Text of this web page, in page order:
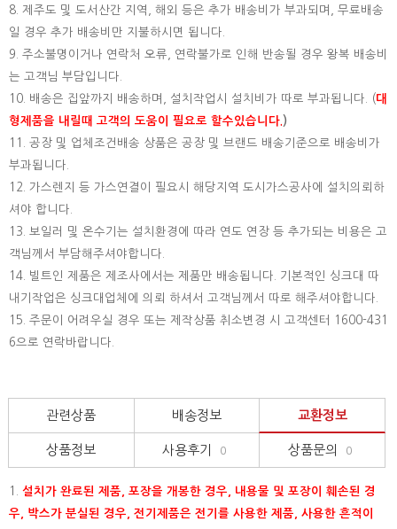
8. 제주도 및 도서산간 지역, 해외 등은 추가 배송비가 부과되며, 무료배송
일 경우 추가 배송비만 지불하시면 됩니다.
9. 주소불명이거나 연락처 오류, 연락불가로 인해 반송될 경우 왕복 배송비
는 고객님 부담입니다.
10. 배송은 집앞까지 배송하며, 설치작업시 설치비가 따로 부과됩니다. (대
형제품을 내릴때 고객의 도움이 필요로 할수있습니다. )
11. 공장 및 업체조건배송 상품은 공장 및 브랜드 배송기준으로 배송비가
부과됩니다.
12. 가스렌지 등 가스연결이 필요시 해당지역 도시가스공사에 설치의뢰하
셔야 합니다.
13. 보일러 및 온수기는 설치환경에 따라 연도 연장 등 추가되는 비용은 고
객님께서 부담해주셔야합니다.
14. 빌트인 제품은 제조사에서는 제품만 배송됩니다. 기본적인 싱크대 따
내기작업은 싱크대업체에 의뢰 하셔서 고객님께서 따로 해주셔야합니다.
15. 주문이 어려우실 경우 또는 제작상품 취소변경 시 고객센터 1600-431
6으로 연락바랍니다.
관련상품 배송정보 교환정보
상품정보 사용후기 0 상품문의 0
1. 설치가 완료된 제품, 포장을 개봉한 경우, 내용물 및 포장이 훼손된 경
우, 박스가 분실된 경우, 전기제품은 전기를 사용한 제품, 사용한 흔적이